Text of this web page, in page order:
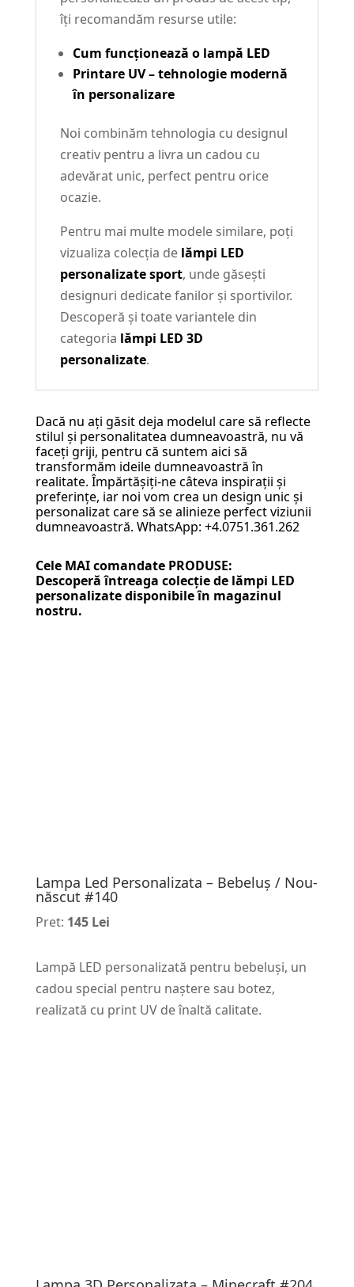
îți recomandăm resurse utile:
Cum funcționează o lampă LED
Printare UV – tehnologie modernă
în personalizare
Noi combinăm tehnologia cu designul
creativ pentru a livra un cadou cu
adevărat unic, perfect pentru orice
ocazie.
Pentru mai multe modele similare, poți
vizualiza colecția de lămpi LED
personalizate sport, unde găsești
designuri dedicate fanilor și sportivilor.
Descoperă și toate variantele din
categoria lămpi LED 3D
personalizate.
Dacă nu ați găsit deja modelul care să reflecte
stilul și personalitatea dumneavoastră, nu vă
faceți griji, pentru că suntem aici să
transformăm ideile dumneavoastră în
realitate. Împărtășiți-ne câteva inspirații și
preferințe, iar noi vom crea un design unic și
personalizat care să se alinieze perfect viziunii
dumneavoastră. WhatsApp: +4.0751.361.262
Cele MAI comandate PRODUSE:
Descoperă întreaga colecție de lămpi LED
personalizatedisponibile în magazinul
nostru.
Lampa Led Personalizata – Bebeluș / Nou-
născut #140
Pret: 145 Lei
Lampă LED personalizată pentru bebeluși, un
cadou special pentru naștere sau botez,
realizată cu print UV de înaltă calitate.